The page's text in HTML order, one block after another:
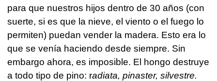
para que nuestros hijos dentro de 30 años (con
suerte, si es que la nieve, el viento o el fuego lo
permiten) puedan vender la madera. Esto era lo
que se venía haciendo desde siempre. Sin
embargo ahora, es imposible. El hongo destruye
a todo tipo de pino: radiata, pinaster, silvestre.